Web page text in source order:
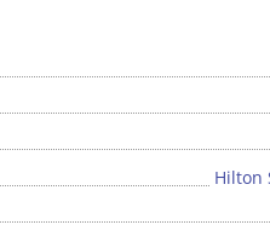
Hilton